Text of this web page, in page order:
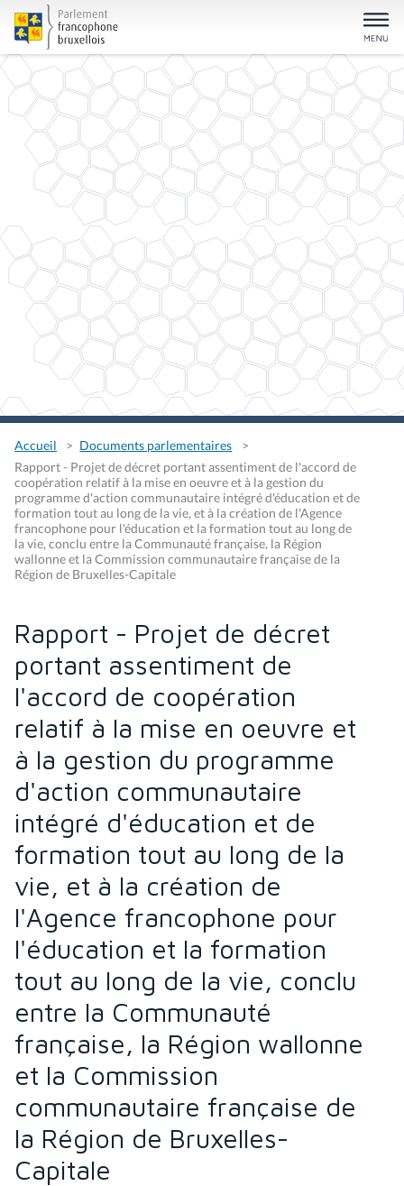
Accueil
Documents parlementaires
Rapport - Projet de décret portant assentiment de l'accord de
coopération relatif à la mise en oeuvre et à la gestion du
programme d'action communautaire intégré d'éducation et de
formation tout au long de la vie, et à la création de l'Agence
francophone pour l'éducation et la formation tout au long de
la vie, conclu entre la Communauté française, la Région
wallonne et la Commission communautaire française de la
Région de Bruxelles-Capitale
Rapport - Projet de décret
portant assentiment de
l'accord de coopération
relatif à la mise en oeuvre et
à la gestion du programme
d'action communautaire
intégré d'éducation et de
formation tout au long de la
vie, et à la création de
l'Agence francophone pour
l'éducation et la formation
tout au long de la vie, conclu
entre la Communauté
française, la Région wallonne
et la Commission
communautaire française de
la Région de Bruxelles-
Capitale